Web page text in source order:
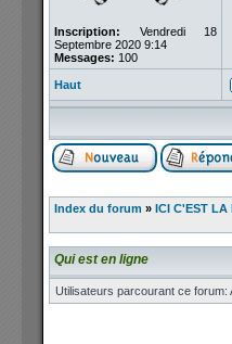
Inscription: Vendredi 18
Septembre 2020 9:14
Messages: 100
Haut
Index du forum » ICI C'EST LA
Qui est en ligne
Utilisateurs parcourant ce forum: